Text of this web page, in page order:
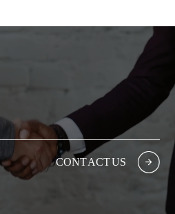
CONTACTUS